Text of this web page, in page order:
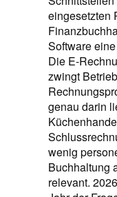
eingesetzten
Software
Die
zwingt
genau darin
wenig
Buchhaltung
relevant.